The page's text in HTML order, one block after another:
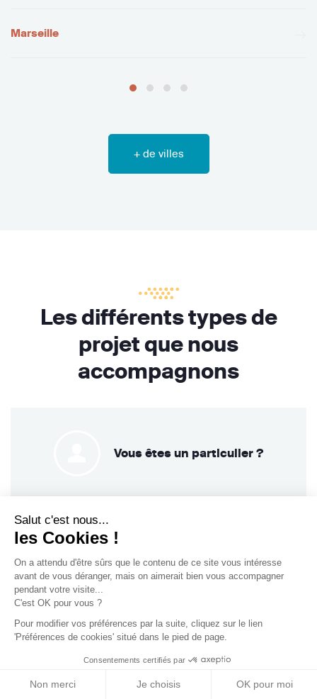
les Cookies !
ce site vous intéresse avant de vous
déranger, mais on aimerait bien vous accompagner pendant votre
visite...
C'est OK pour vous ?
Pour modifier vos préférences par la suite, cliquez sur le lien
'Préférences de cookies' situé dans le pied de page.
Consentements certifiés par
Non merci Je choisis OK pour moi
Marseille
+ de villes
Les différents types de
projet que nous
accompagnons
Vous êtes un particulier ?
Vous êtes un professionnel ?
Vous avez un projet ? Nos
architectes et entreprises vous
accompagnent de A à Z !